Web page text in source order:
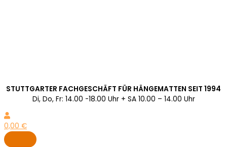
STUTTGARTER FACHGESCHÄFT FÜR HÄNGEMATTEN SEIT 1994
Di, Do, Fr: 14.00 -18.00 Uhr + SA 10.00 – 14.00 Uhr
0,00 €